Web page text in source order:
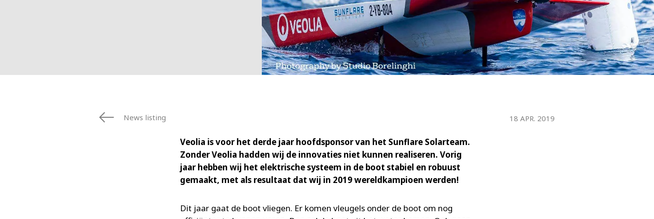
OFIS
SEDE BENELUX
VEOLIA AGRICULTURE
WATER TECHNOLOGIES
News listing 18 APR. 2019
Veolia is voor het derde jaar hoofdsponsor van het Sunflare Solarteam.
Zonder Veolia hadden wij de innovaties niet kunnen realiseren. Vorig
jaar hebben wij het elektrische systeem in de boot stabiel en robuust
gemaakt, met als resultaat dat wij in 2019 wereldkampioen werden!
Dit jaar gaat de boot vliegen. Er komen vleugels onder de boot om nog